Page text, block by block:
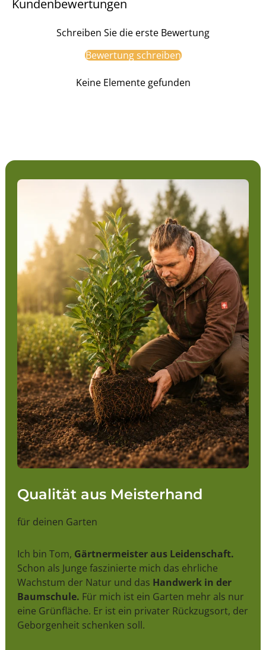
Kundenbewertungen
Schreiben Sie die erste Bewertung
Bewertung schreiben
Keine Elemente gefunden
Qualität aus Meisterhand
für deinen Garten
Ich bin Tom, Gärtnermeister aus Leidenschaft.
Schon als Junge faszinierte mich das ehrliche
Wachstum der Natur und das Handwerk in der
Baumschule. Für mich ist ein Garten mehr als nur
eine Grünfläche. Er ist ein privater Rückzugsort, der
Geborgenheit schenken soll.